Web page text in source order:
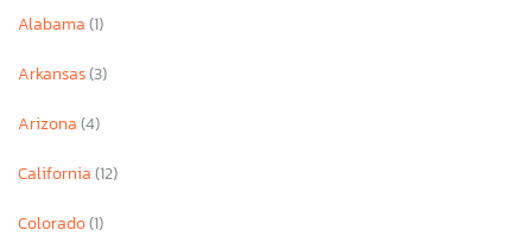
Alabama(1)
Arkansas(3)
Arizona(4)
California(12)
Colorado(1)